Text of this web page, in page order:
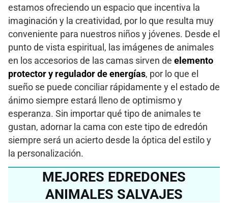
estamos ofreciendo un espacio que incentiva la
imaginación y la creatividad, por lo que resulta muy
conveniente para nuestros niños y jóvenes. Desde el
punto de vista espiritual, las imágenes de animales
en los accesorios de las camas sirven de elemento
protector y regulador de energías, por lo que el
sueño se puede conciliar rápidamente y el estado de
ánimo siempre estará lleno de optimismo y
esperanza. Sin importar qué tipo de animales te
gustan, adornar la cama con este tipo de edredón
siempre será un acierto desde la óptica del estilo y
la personalización.
MEJORES EDREDONES
ANIMALES SALVAJES